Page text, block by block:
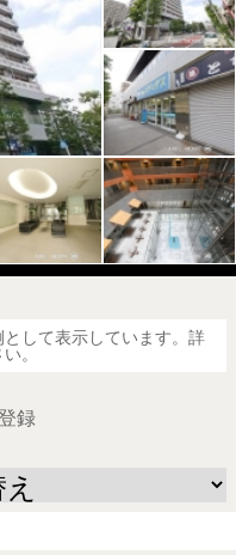
して表示しています。詳
。
録